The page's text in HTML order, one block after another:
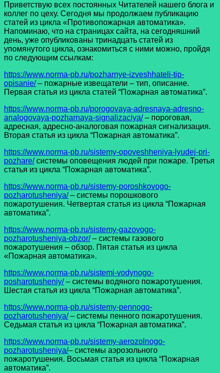
Приветствую всех постоянных Читателей нашего блога и
коллег по цеху. Сегодня мы продолжаем публикацию
статей из цикла «Противопожарная автоматика».
Напоминаю, что на страницах сайта, на сегодняшний
день, уже опубликованы тринадцать статей из
упомянутого цикла, ознакомиться с ними можно, пройдя
по следующим ссылкам:
https://www.norma-pb.ru/pozharnye-izveshhateli-tip-
opisanie/– пожарные извещатели – тип, описание.
Первая статья из цикла статей “Пожарная автоматика”.
https://www.norma-pb.ru/porogovaya-adresnaya-adresno-
analogovaya-pozharnaya-signalizaciya/– пороговая,
адресная, адресно-аналоговая пожарная сигнализация.
Вторая статья из цикла “Пожарная автоматика”.
https://www.norma-pb.ru/sistemy-opoveshheniya-lyudej-pri-
pozhare/системы оповещения людей при пожаре. Третья
статья из цикла “Пожарная автоматика”.
https://www.norma-pb.ru/sistemy-poroshkovogo-
pozharotusheniya/– системы порошкового
пожаротушения. Четвертая статья из цикла “Пожарная
автоматика”.
https://www.norma-pb.ru/sistemy-gazovogo-
pozharotusheniya-obzor/– системы газового
пожаротушения – обзор. Пятая статья из цикла
«Пожарная автоматика».
https://www.norma-pb.ru/sistemi-vodynogo-
posharotusheniy/– системы водяного пожаротушения.
Шестая статья из цикла “Пожарная автоматика”.
https://www.norma-pb.ru/sistemy-pennogo-
pozharotusheniya/– системы пенного пожаротушения.
Седьмая статья из цикла “Пожарная автоматика”.
https://www.norma-pb.ru/sistemy-aerozolnogo-
pozharotusheniya/– системы аэрозольного
пожаротушения. Восьмая статья из цикла “Пожарная
автоматика”.